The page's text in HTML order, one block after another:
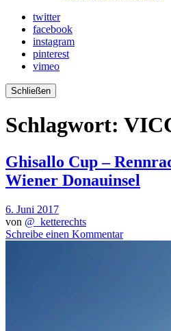
twitter
facebook
instagram
pinterest
vimeo
Schließen
Schlagwort:
Ghisallo Cup –
Wiener Donauinsel
6. Juni 2017
von @_ketterechts
Schreibe einen Kommentar